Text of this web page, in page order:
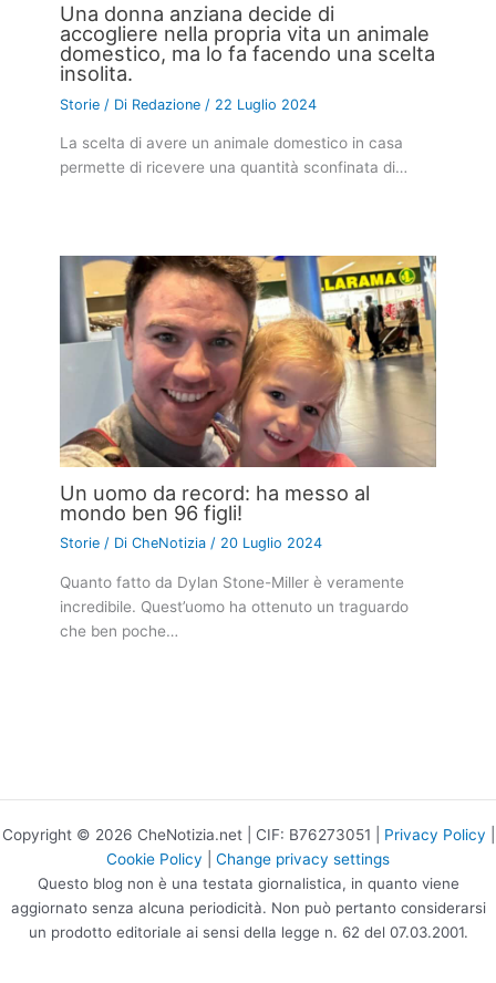
Una donna anziana decide di
accogliere nella propria vita un animale
domestico, ma lo fa facendo una scelta
insolita.
Storie / Di Redazione / 22 Luglio 2024
La scelta di avere un animale domestico in casa
permette di ricevere una quantità sconfinata di…
Un uomo da record: ha messo al
mondo ben 96 figli!
Storie / DiCheNotizia / 20 Luglio 2024
Quanto fatto da Dylan Stone-Miller è veramente
incredibile. Quest’uomo ha ottenuto un traguardo
che ben poche…
Copyright © 2026 CheNotizia.net | CIF: B76273051 | Privacy Policy
Cookie Policy
Change privacy settings
Questo blog non è una testata giornalistica, in quanto viene
aggiornato senza alcuna periodicità. Non può pertanto considerarsi
un prodotto editoriale ai sensi della legge n. 62 del 07.03.2001.